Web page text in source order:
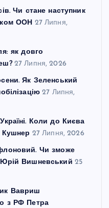
Чи стане наступник
ООН 27 Липня,
як довго
27 Липня, 2026
Як Зеленський
27 Липня,
Коли до Києва
Кушнер 27 Липня, 2026
Чи зможе
Вишневський 25
Вавриш
з РФ Петра